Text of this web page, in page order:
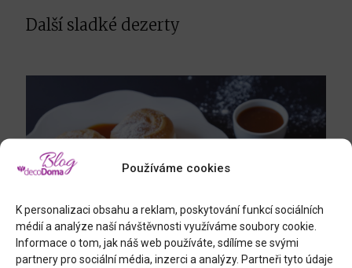
Používáme cookies
K personalizaci obsahu a reklam, poskytování funkcí sociálních
médií a analýze naší návštěvnosti využíváme soubory cookie.
Informace o tom, jak náš web používáte, sdílíme se svými
partnery pro sociální média, inzerci a analýzy. Partneři tyto údaje
Další sladké dezerty